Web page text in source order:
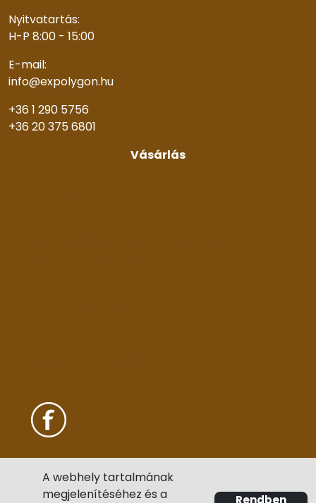
Nyitvatartás:
H-P 8:00 - 15:00
E-mail:
info@expolygon.hu
+36 1 290 5756
+36 20 375 6801
Vásárlás
A webhely tartalmának
megjelenítéséhez és a